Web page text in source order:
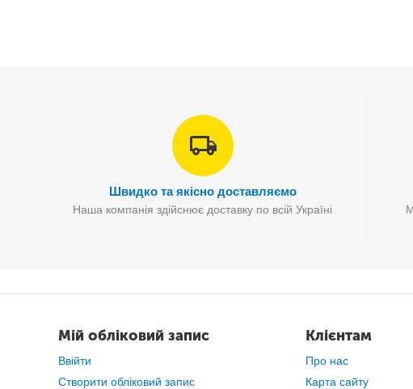
Швидко та якісно доставляємо
Наша компанія здійснює доставку по всій Україні
Мій обліковий запис
Ввійти
Створити обліковий запис
Клієнтам
Про нас
Карта сайту